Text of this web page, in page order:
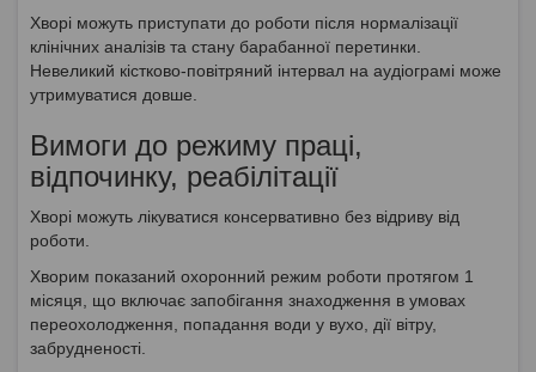
Хворі можуть приступати до роботи після нормалізації
клінічних аналізів та стану барабанної перетинки.
Невеликий кістково-повітряний інтервал на аудіограмі може
утримуватися довше.
Вимоги до режиму праці,
відпочинку, реабілітації
Хворі можуть лікуватися консервативно без відриву від
роботи.
Хворим показаний охоронний режим роботи протягом 1
місяця, що включає запобігання знаходження в умовах
переохолодження, попадання води у вухо, дії вітру,
забрудненості.